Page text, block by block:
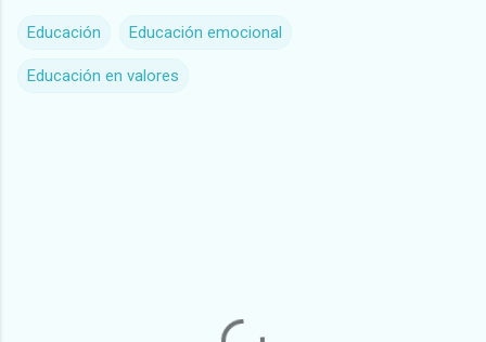
Educación Educación emocional
Educación en valores